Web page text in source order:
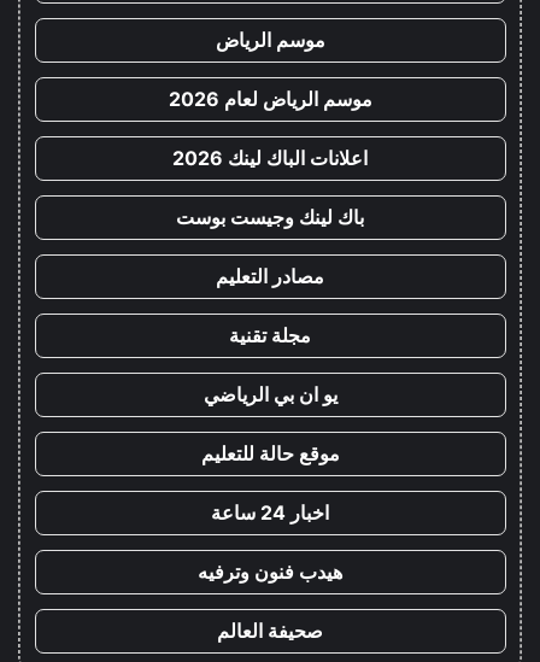
موسم الرياض
موسم الرياض لعام 2026
اعلانات الباك لينك 2026
باك لينك وجيست بوست
مصادر التعليم
مجلة تقنية
يو ان بي الرياضي
موقع حالة للتعليم
اخبار 24 ساعة
هيدب فنون وترفيه
صحيفة العالم